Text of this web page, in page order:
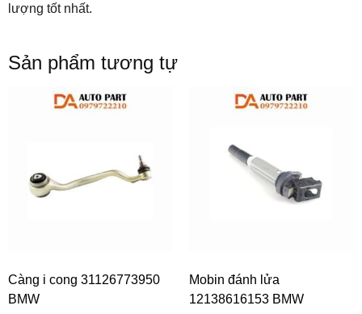
lượng tốt nhất.
Sản phẩm tương tự
Càng i cong 31126773950
BMW
Mobin đánh lửa
12138616153 BMW